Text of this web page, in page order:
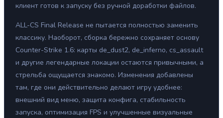
клиент готов к запуску без ручной доработки файлов.
ALL-CS Final Release не пытается полностью заменить
классику. Наоборот, сборка бережно сохраняет основу
Counter-Strike 1.6: карты de_dust2, de_inferno, cs_assault
и другие легендарные локации остаются привычными, а
стрельба ощущается знакомо. Изменения добавлены
там, где они действительно делают игру удобнее:
внешний вид меню, защита конфига, стабильность
запуска, оптимизация FPS и улучшенные визуальные